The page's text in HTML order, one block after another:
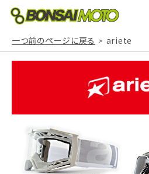
一つ前のページに戻る ariete